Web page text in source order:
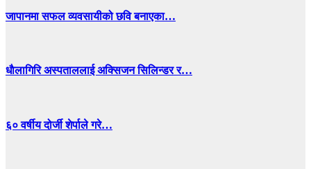
जापानमा सफल व्यवसायीको छवि बनाएका…
धाैलागिरि अस्पताललाई अक्सिजन सिलिन्डर र…
६० वर्षीय दोर्जी शेर्पाले गरे…